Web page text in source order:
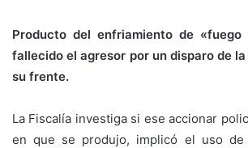
Producto del enfriamiento de «fuego
fallecido el agresor por un disparo de
su frente.⠀
La Fiscalía investiga si ese accionar
en que se produjo, implicó el uso de